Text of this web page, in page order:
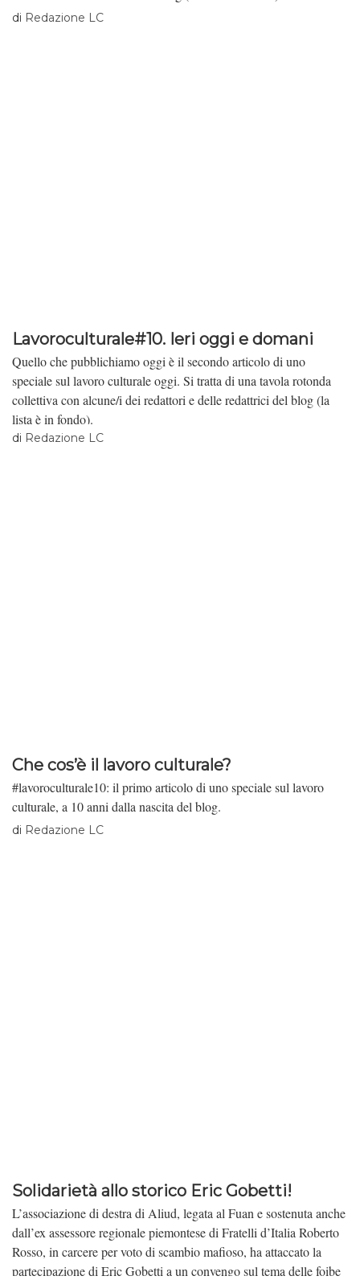
di Redazione LC
Lavoroculturale#10. Ieri oggi e domani
Quello che pubblichiamo oggi è il secondo articolo di uno
speciale sul lavoro culturale oggi. Si tratta di una tavola rotonda
collettiva con alcune/i dei redattori e delle redattrici del blog (la
lista è in fondo).
di Redazione LC
Che cos’è il lavoro culturale?
#lavoroculturale10: il primo articolo di uno speciale sul lavoro
culturale, a 10 anni dalla nascita del blog.
di Redazione LC
Solidarietà allo storico Eric Gobetti!
L’associazione di destra di Aliud, legata al Fuan e sostenuta anche
dall’ex assessore regionale piemontese di Fratelli d’Italia Roberto
Rosso, in carcere per voto di scambio mafioso, ha attaccato la
partecipazione di Eric Gobetti a un convengo sul tema delle foibe